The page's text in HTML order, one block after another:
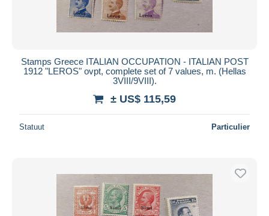
Stamps Greece ITALIAN OCCUPATION - ITALIAN POST
1912 "LEROS" ovpt, complete set of 7 values, m. (Hellas
3VIII/9VIII).
± US$ 115,59
Statuut Particulier